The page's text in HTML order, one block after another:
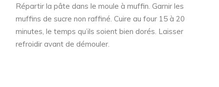
Répartir la pâte dans le moule à muffin. Garnir les
muffins de sucre non raffiné. Cuire au four 15 à 20
minutes, le temps qu’ils soient bien dorés. Laisser
refroidir avant de démouler.